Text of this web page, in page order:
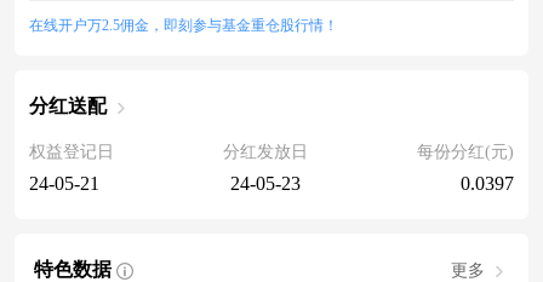
在线开户万2.5佣金，即刻参与基金重仓股行情！
分红送配
权益登记日
24-05-21
分红发放日
24-05-23
每份分红(元)
0.0397
特色数据 更多